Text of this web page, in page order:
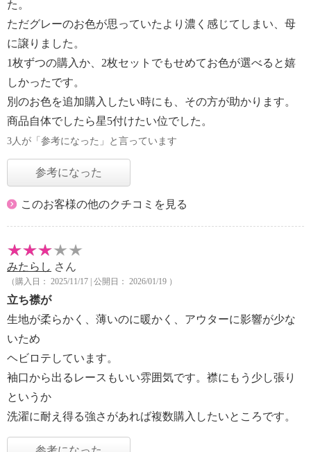
た。
ただグレーのお色が思っていたより濃く感じてしまい、母
に譲りました。
1枚ずつの購入か、2枚セットでもせめてお色が選べると嬉
しかったです。
別のお色を追加購入したい時にも、その方が助かります。
商品自体でしたら星5付けたい位でした。
3人が「参考になった」と言っています
参考になった
このお客様の他のクチコミを見る
みたらし さん
（購入日： 2025/11/17 | 公開日： 2026/01/19 ）
立ち襟が
生地が柔らかく、薄いのに暖かく、アウターに影響が少な
いため
ヘビロテしています。
袖口から出るレースもいい雰囲気です。襟にもう少し張り
というか
洗濯に耐え得る強さがあれば複数購入したいところです。